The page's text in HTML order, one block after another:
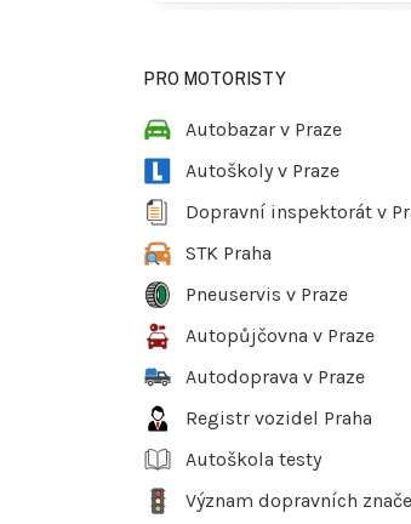
PRO MOTORISTY
Autobazar v Praze
Autoškoly v Praze
Dopravní inspektorát v
STK Praha
Pneuservis v Praze
Autopůjčovna v Praze
Autodoprava v Praze
Registr vozidel Praha
Autoškola testy
Význam dopravních